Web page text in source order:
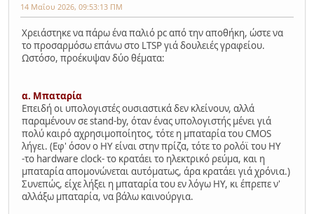
14 Μαΐου 2026, 09:53:13 ΠΜ
Χρειάστηκε να πάρω ένα παλιό pc από την αποθήκη, ώστε να
το προσαρμόσω επάνω στο LTSP γιά δουλειές γραφείου.
Ωστόσο, προέκυψαν δύο θέματα:
α. Μπαταρία
Επειδή οι υπολογιστές ουσιαστικά δεν κλείνουν, αλλά
παραμένουν σε stand-by, όταν ένας υπολογιστής μένει γιά
πολύ καιρό αχρησιμοποίητος, τότε η μπαταρία του CMOS
λήγει. (Εφ' όσον ο ΗΥ είναι στην πρίζα, τότε το ρολόϊ του ΗΥ
-το hardware clock- το κρατάει το ηλεκτρικό ρεύμα, και η
μπαταρία απομονώνεται αυτόματως, άρα κρατάει γιά χρόνια.)
Συνεπώς, είχε λήξει η μπαταρία του εν λόγω ΗΥ, κι έπρεπε ν'
αλλάξω μπαταρία, να βάλω καινούργια.